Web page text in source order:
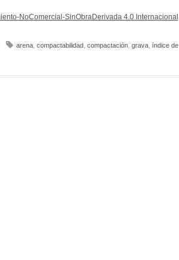
NoComercial-SinObraDerivada 4.0 Internacional
arena, compactabilidad, compactación, grava, índice de